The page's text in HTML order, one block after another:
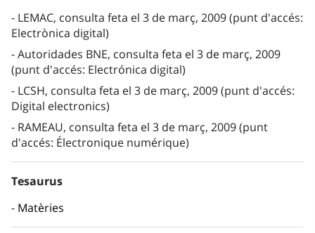
LEMAC, consulta feta el 3 de març, 2009 (punt d'accés:
Electrònica digital)
Autoridades BNE, consulta feta el 3 de març, 2009
(punt d'accés: Electrónica digital)
LCSH, consulta feta el 3 de març, 2009 (punt d'accés:
Digital electronics)
RAMEAU, consulta feta el 3 de març, 2009 (punt
d'accés: Électronique numérique)
Tesaurus
Matèries